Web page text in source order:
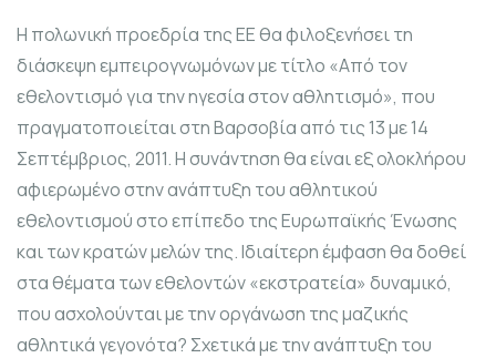
Η πολωνική προεδρία της ΕΕ θα φιλοξενήσει τη
διάσκεψη εμπειρογνωμόνων με τίτλο «Από τον
εθελοντισμό για την ηγεσία στον αθλητισμό», που
πραγματοποιείται στη Βαρσοβία από τις 13 με 14
Σεπτέμβριος, 2011. Η συνάντηση θα είναι εξ ολοκλήρου
αφιερωμένο στην ανάπτυξη του αθλητικού
εθελοντισμού στο επίπεδο της Ευρωπαϊκής Ένωσης
και των κρατών μελών της. Ιδιαίτερη έμφαση θα δοθεί
στα θέματα των εθελοντών «εκστρατεία» δυναμικό,
που ασχολούνται με την οργάνωση της μαζικής
αθλητικά γεγονότα? Σχετικά με την ανάπτυξη του